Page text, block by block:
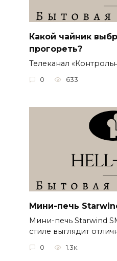
Какой чайник
прогореть?
Телеканал
0 633
Мини-печь
Мини-печь Starwind
стиле выглядит
0 1.3к.